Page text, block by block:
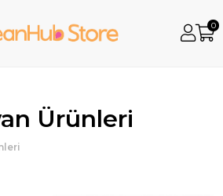
0
Ürünleri